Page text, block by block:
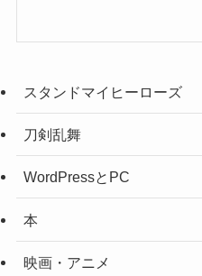
スタンドマイヒーローズ
刀剣乱舞
WordPressとPC
本
映画・アニメ